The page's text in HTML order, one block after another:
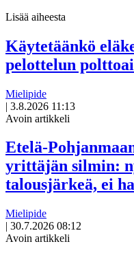
Lisää aiheesta
Käytetäänkö
pelottelun
Mielipide
| 3.8.2026 11:13
Avoin artikkeli
Etelä-
yrittäjän silmin:
talousjärkeä, ei
Mielipide
| 30.7.2026 08:12
Avoin artikkeli